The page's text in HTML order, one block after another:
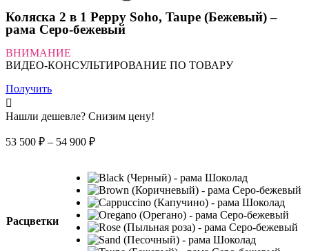
Коляска 2 в 1 Peppy Soho, Taupe (Бежевый) –
рама Серо-бежевый
ВНИМАНИЕ
ВИДЕО-КОНСУЛЬТИРОВАНИЕ ПО ТОВАРУ
Получить
Нашли дешевле? Снизим цену!
53 500 ₽ – 54 900 ₽Диапазон
500 ₽
–
54
900 ₽
Расцветки